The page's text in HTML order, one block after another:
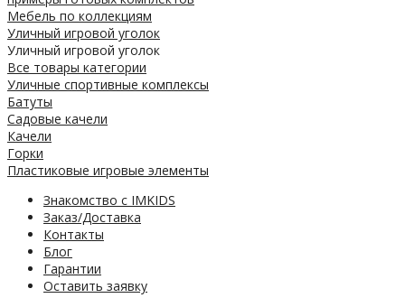
Мебель по коллекциям
Уличный игровой уголок
Уличный игровой уголок
Все товары категории
Уличные спортивные комплексы
Батуты
Садовые качели
Качели
Горки
Пластиковые игровые элементы
Знакомство с IMKIDS
Заказ/Доставка
Контакты
Блог
Гарантии
Оставить заявку